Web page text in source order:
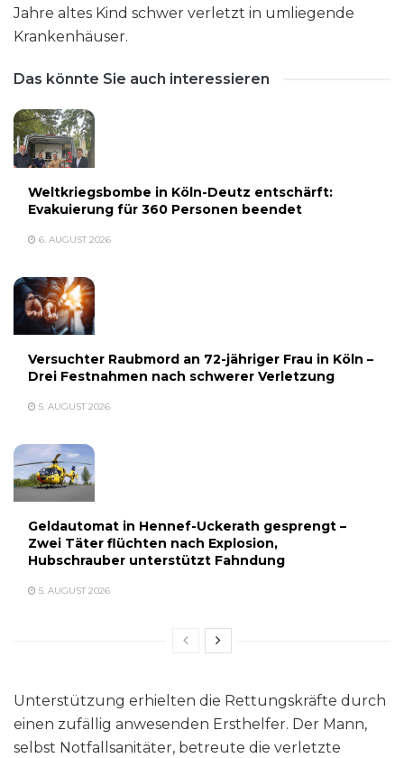
Jahre altes Kind schwer verletzt in umliegende
Krankenhäuser.
Das könnte Sie auch interessieren
Weltkriegsbombe in Köln-Deutz entschärft:
Evakuierung für 360 Personen beendet
6. AUGUST 2026
Versuchter Raubmord an 72-jähriger Frau in Köln –
Drei Festnahmen nach schwerer Verletzung
5. AUGUST 2026
Geldautomat in Hennef-Uckerath gesprengt –
Zwei Täter flüchten nach Explosion,
Hubschrauber unterstützt Fahndung
5. AUGUST 2026
Unterstützung erhielten die Rettungskräfte durch
einen zufällig anwesenden Ersthelfer. Der Mann,
selbst Notfallsanitäter, betreute die verletzte